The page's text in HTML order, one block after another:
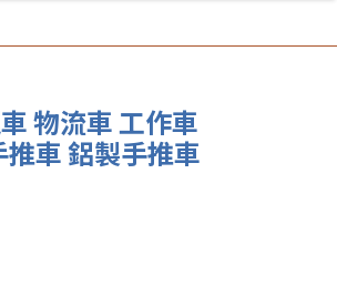
物流車 工作車
車 鋁製手推車